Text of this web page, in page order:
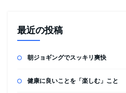
最近の投稿
朝ジョギングでスッキリ爽快
健康に良いことを「楽しむ」こと